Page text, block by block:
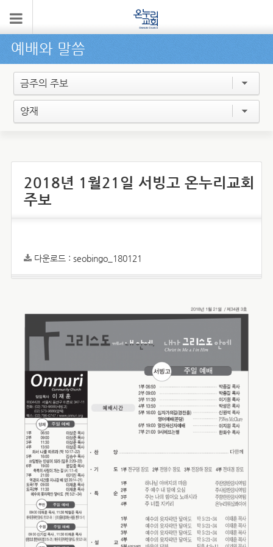
예배와 말씀
금주의 주보
양재
2018년 1월21일 서빙고 온누리교회
주보
다운로드 : seobingo_180121